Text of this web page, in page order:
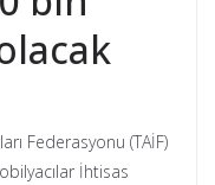
Federasyonu (TAİF)
İhtisas